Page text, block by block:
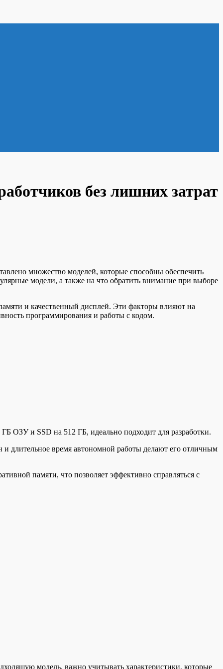
без лишних затрат
множество моделей, которые способны обеспечить
модели, а также на что обратить внимание при выборе
и качественный дисплей. Эти факторы влияют на
программирования и работы с кодом.
ОЗУ и SSD на 512 ГБ, идеально подходит для разработки.
длительное время автономной работы делают его отличным
памяти, что позволяет эффективно справляться с
модель, важно учитывать характеристики, которые